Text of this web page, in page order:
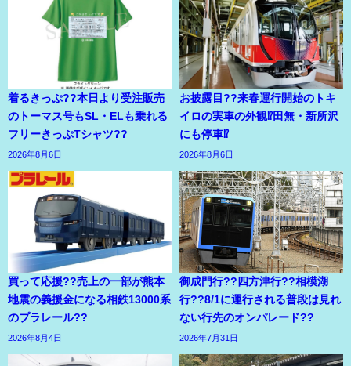
着るきっぷ??本日より受注販売
のトーマス号もSL・ELも乗れる
フリーきっぷTシャツ??
2026年8月6日
お披露目??来春運行開始のトキ
イロの実車の外観⁉田無・新所沢
にも停車⁉
2026年8月6日
買って応援??売上の一部が熊本
地震の義援金になる相鉄13000系
のプラレール??
2026年8月4日
御成門行??四方津行??相模湖
行??8/1に運行される普段は見れ
ない行先のオンパレード??
2026年7月31日